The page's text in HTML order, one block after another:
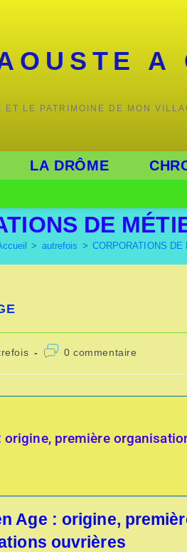
A
ET LE PATRIMOINE DE MON
LA DRÔME
DE
> autrefois > CORPORATIONS
0 commentaire
première
Age : origine,
ouvrières